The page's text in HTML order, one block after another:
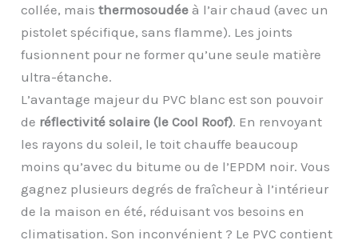
collée, maisthermosoudée à l’air chaud (avec un
pistolet spécifique, sans flamme). Les joints
fusionnent pour ne former qu’une seule matière
ultra-étanche.
L’avantage majeur du PVC blanc est son pouvoir
de réflectivité solaire (le Cool Roof). En renvoyant
les rayons du soleil, le toit chauffe beaucoup
moins qu’avec du bitume ou de l’EPDM noir. Vous
gagnez plusieurs degrés de fraîcheur à l’intérieur
de la maison en été, réduisant vos besoins en
climatisation. Son inconvénient ? Le PVC contient